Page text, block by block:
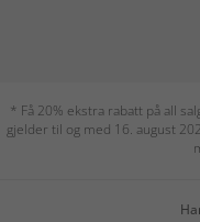
* Få 20% ekstra rabatt på all
gjelder til og med 16. august